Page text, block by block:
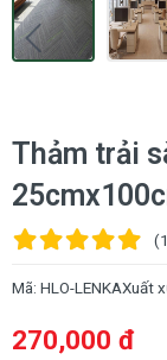
Thảm trải
(1
Mã: HLO-LENKAXuất
270,000 đ